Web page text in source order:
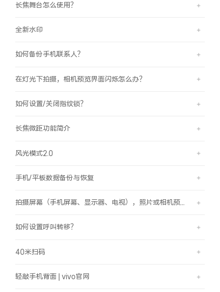
长焦舞台怎么使用？
全新水印
如何备份手机联系人？
在灯光下拍摄，相机预览界面闪烁怎么办？
如何设置/关闭指纹锁？
长焦微距功能简介
风光模式2.0
手机/平板数据备份与恢复
如何设置呼叫转移？
40米扫码
轻敲手机背面 | vivo官网